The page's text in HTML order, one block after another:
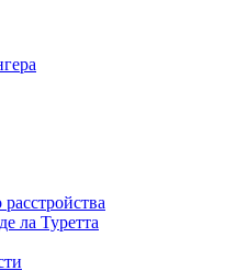
ла Туретта